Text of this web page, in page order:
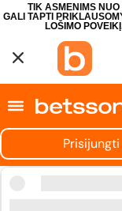
TIK ASMENIMS
GALI TAPTI
LOŠIMO
Prisijungti